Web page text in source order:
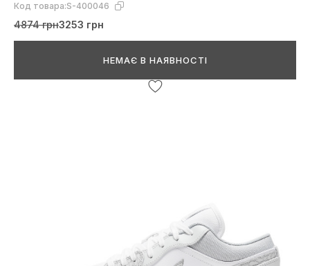
Код товара:S-400046
4874 грн3253 грн
НЕМАЄ В НАЯВНОСТІ